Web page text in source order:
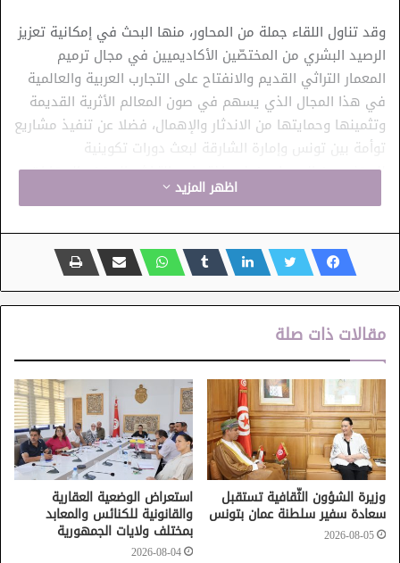
وقد تناول اللقاء جملة من المحاور، منها البحث في إمكانية تعزيز
الرصيد البشري من المختصّين الأكاديميين في مجال ترميم
المعمار التراثي القديم والانفتاح على التجارب العربية والعالمية
في هذا المجال الذي يسهم في صون المعالم الأثرية القديمة
وتثمينها وحمايتها من الاندثار والإهمال، فضلا عن تنفيذ مشاريع
توأمة بين تونس وإمارة الشارقة لبعث دورات تكوينية
للمهندسين المعماريين في اختصاص التراث والمهن والمهارات
كما بحث الحضور في سبل دعم خطّة إنشاء مشروع المركز
العالمي لفنون الخط “اقرأ”، هذا المركز الذي أذن رئيس
الجمهورية الأستاذ قيس سعيّد بإنجازه بجانب مدينة الثقافة
الشاذلي القليبي بتونس العاصمة، والذي يهتمّ بالخط العربي
أساسا وبالخطّ عموما بمختلف اللغات.
الإمارات الشارقة
اظهر المزيد
مقالات ذات صلة
وزيرة الشؤون الثّقافية تستقبل
سعادة سفير سلطنة عمان بتونس
2026-08-05
استعراض الوضعية العقارية
والقانونية للكنائس والمعابد
بمختلف ولايات الجمهورية
2026-08-04